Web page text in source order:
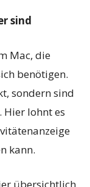
sind
Mac, die
benötigen.
sondern sind
lohnt es
kann.
übersichtlich